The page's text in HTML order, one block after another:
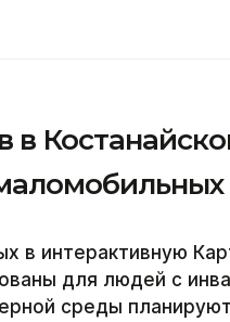
в интерактивную
для людей с
среды